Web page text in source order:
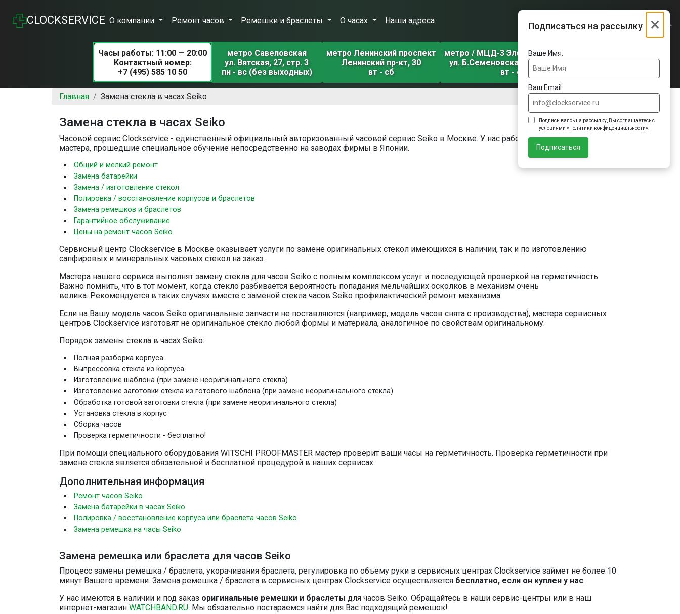
CLOCKSERVICE О компании Ремонт часов Ремешки и браслеты О часах Наши адреса
Часы работы: 11:00 — 20:00
Контактный номер:
+7 (495) 585 10 50
метро Савеловская
ул. Вятская, 27, стр. 3
пн - вс (без выходных)
метро Ленинский проспект
Ленинский пр-кт, 30
вт - сб
метро / МЦД-3 Электрозаводская
ул. Б.Семеновская, д. 31, корп. 1
вт - сб
Главная Замена стекла в часах Seiko
×
Подписаться на рассылку
Ваше Имя:
Ваш Email:
Подписываясь на рассылку, Вы соглашаетесь с
условиями «Политики конфиденциальности».
Подписаться
Замена стекла в часах Seiko
Часовой сервис Clockservice - единственный официальный авторизованный часовой сервис Seiko в Москве. У нас работают сертифицированные
мастера, прошедшие специальное обучение непосредственно на заводах фирмы в Японии.
Общий и мелкий ремонт
Замена батарейки
Замена / изготовление стекол
Полировка / восстановление корпусов и браслетов
Замена ремешков и браслетов
Гарантийное обслуживание
Цены на ремонт часов Seiko
Сервисный центр Clockservice в Москве оказывает услуги по замене оригинальных стекол имеющихся в наличии, так и по изготовлению
сапфировых и минеральных часовых стекол на заказ.
Мастера нашего сервиса выполнят замену стекла для часов Seiko с полным комплексом услуг и последующей проверкой на герметичность.
Важно помнить, что в тот момент, когда стекло разбивается вероятность попадания мельчайших осколков в механизм очень
велика. Рекомендуется в таких случаях вместе с заменой стекла часов Seiko профилактический ремонт механизма.
Если на Вашу модель часов Seiko оригинальные запчасти не поставляются (например, модель часов снята с производства), мастера сервисных
центров Clockservice изготовят не оригинальное стекло любой формы и материала, аналогичное по свойствам оригинальному.
Порядок замены стекла в часах Seiko:
Полная разборка корпуса
Выпрессовка стекла из корпуса
Изготовление шаблона (при замене неоригинального стекла)
Изготовление заготовки стекла из готового шаблона (при замене неоригинального стекла)
Обработка готовой заготовки стекла (при замене неоригинального стекла)
Установка стекла в корпус
Сборка часов
Проверка герметичности - бесплатно!
При помощи специального оборудования WITSCHI PROOFMASTER мастер проверит ваши часы на герметичность. Проверка герметичности при
замене стекла является обязательной и бесплатной процедурой в наших сервисах.
Дополнительная информация
Ремонт часов Seiko
Замена батарейки в часах Seiko
Полировка / восстановление корпуса или браслета часов Seiko
Замена ремешка на часы Seiko
Замена ремешка или браслета для часов Seiko
Процесс замены ремешка / браслета, укорачивания браслета, регулировка по объему руки в сервисных центрах Clockservice займет не более 10
минут Вашего времени. Замена ремешка / браслета в сервисных центрах Clockservice осуществляется бесплатно, если он куплен у нас.
У нас имеются в наличии и под заказ оригинальные ремешки и браслеты для часов Seiko. Обращайтесь в наши сервис-центры или в наш
интернет-магазин WATCHBAND.RU. Мы обязательно постараемся найти для Вас подходящий ремешок!